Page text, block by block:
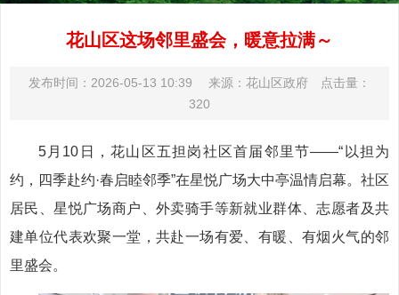
花山区这场邻里盛会，暖意拉满～
发布时间：2026-05-13 10:39 来源：花山区政府 点击量：
320
5月10日，花山区五担岗社区首届邻里节——“以担为
约，四季赴约·春启睦邻季”在星悦广场大中亭温情启幕。社区
居民、星悦广场商户、外卖骑手等新就业群体、志愿者及共
建单位代表欢聚一堂，共赴一场有爱、有暖、有烟火气的邻
里盛会。